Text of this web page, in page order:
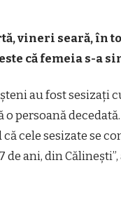
vineri seară, în
că femeia s-a
au fost sesizaţi
o persoană
cele sesizate se
ani, din